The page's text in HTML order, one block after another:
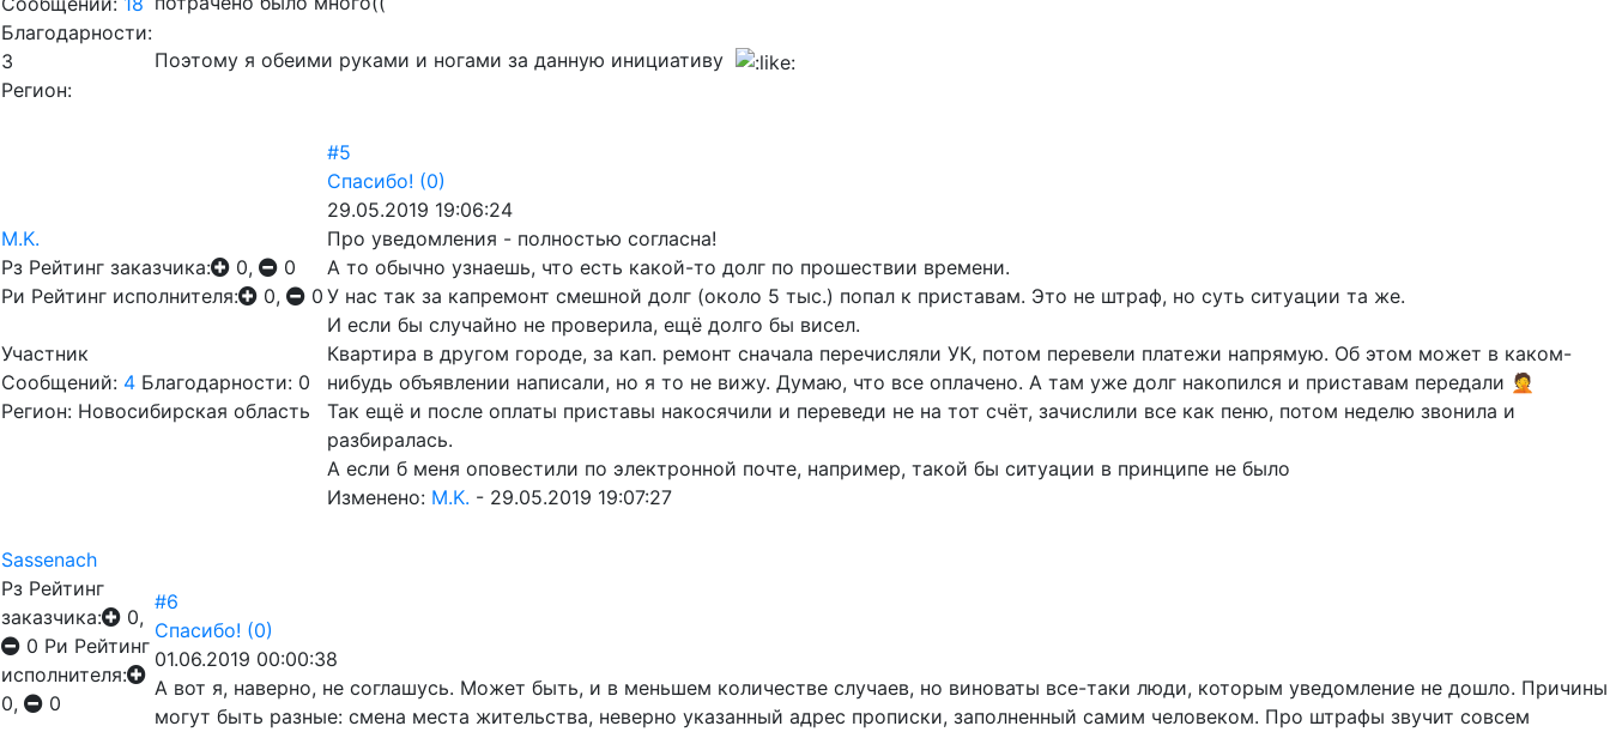
Благодарности:
3
Регион:
Поэтому я обеими руками и ногами за данную инициативу
M.K.
Рз Рейтинг заказчика: 0,
0
Ри Рейтинг исполнителя: 0, 0
Участник
Сообщений: 4 Благодарности: 0
Регион: Новосибирская область
#5
Спасибо! (0)
29.05.2019 19:06:24
Про уведомления - полностью согласна!
А то обычно узнаешь, что есть какой-то долг по прошествии времени.
У нас так за капремонт смешной долг (около 5 тыс.) попал к приставам. Это не штраф, но суть ситуации та же.
И если бы случайно не проверила, ещё долго бы висел.
Квартира в другом городе, за кап. ремонт сначала перечисляли УК, потом перевели платежи напрямую. Об этом может в каком-
нибудь объявлении написали, но я то не вижу. Думаю, что все оплачено. А там уже долг накопился и приставам передали 🤦
Так ещё и после оплаты приставы накосячили и переведи не на тот счёт, зачислили все как пеню, потом неделю звонила и
разбиралась.
А если б меня оповестили по электронной почте, например, такой бы ситуации в принципе не было
Изменено: M.K. - 29.05.2019 19:07:27
Sassenach
Рз Рейтинг
заказчика:
0,
0 Ри Рейтинг
исполнителя:
0,
0
#6
Спасибо! (0)
01.06.2019 00:00:38
А вот я, наверно, не соглашусь. Может быть, и в меньшем количестве случаев, но виноваты все-таки люди, которым уведомление не дошло. Причины
могут быть разные: смена места жительства, неверно указанный адрес прописки, заполненный самим человеком. Про штрафы звучит совсем